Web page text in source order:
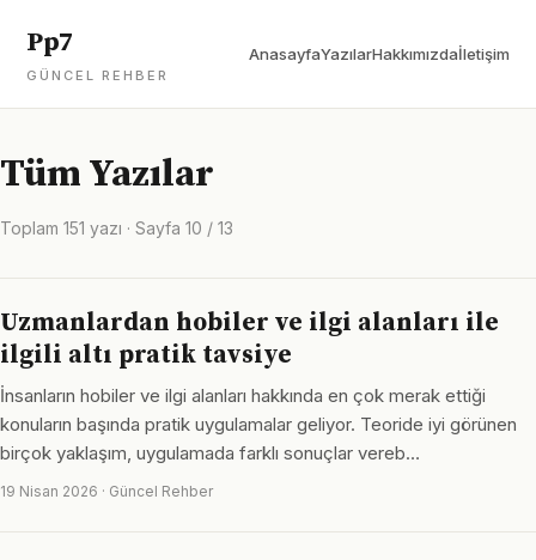
Pp7
GÜNCEL REHBER
AnasayfaYazılarHakkımızdaİletişim
Tüm Yazılar
Toplam 151 yazı · Sayfa 10 / 13
Uzmanlardan hobiler ve ilgi alanları ile
ilgili altı pratik tavsiye
İnsanların hobiler ve ilgi alanları hakkında en çok merak ettiği
konuların başında pratik uygulamalar geliyor. Teoride iyi görünen
birçok yaklaşım, uygulamada farklı sonuçlar vereb…
19 Nisan 2026 · Güncel Rehber